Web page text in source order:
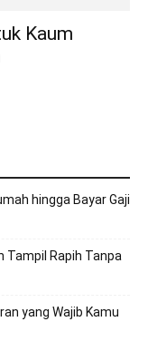
Kaum
hingga Bayar Gaji
Tampil Rapih Tanpa
yang Wajib Kamu